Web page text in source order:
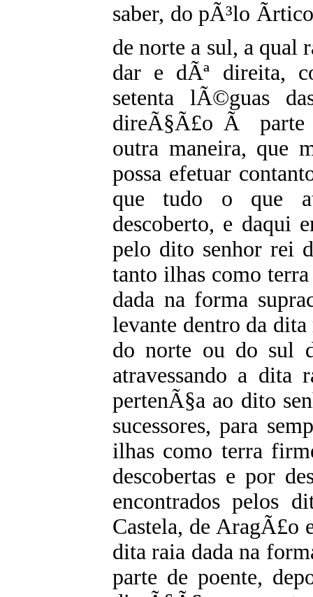
saber, do pÃ³lo
de norte a sul, a qual
dar e dÃª direita,
setenta lÃ©guas
direÃ§Ã£o Ã parte
outra maneira, que
possa efetuar
que tudo o que
descoberto, e daqui
pelo dito senhor rei
tanto ilhas como
dada na forma
levante dentro da
do norte ou do sul
atravessando a dita
pertenÃ§a ao dito
sucessores, para
ilhas como terra
descobertas e por
encontrados pelos
Castela, de AragÃ£o
dita raia dada na
parte de poente,